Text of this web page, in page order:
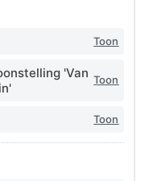
Toon
'Van Toon
Toon